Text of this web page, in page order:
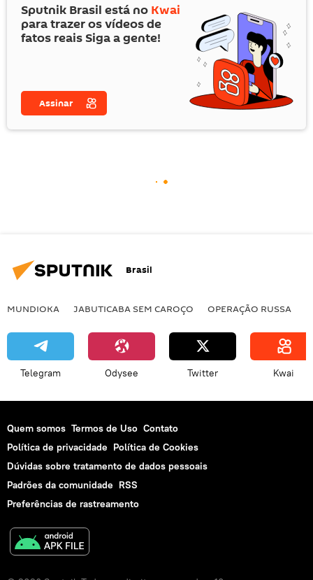
Sputnik Brasil está no Kwai
para trazer os vídeos de
fatos reais Siga a gente!
Assinar
Brasil
MUNDIOKA JABUTICABA SEM CAROÇO OPERAÇÃO RUSSA
Telegram Odysee Twitter Kwai
Quem somos Termos de Uso Contato
Política de privacidade Política de Cookies
Dúvidas sobre tratamento de dados pessoais
Padrões da comunidade RSS
Preferências de rastreamento